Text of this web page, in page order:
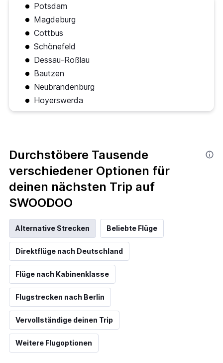
Potsdam
Magdeburg
Cottbus
Schönefeld
Dessau-Roßlau
Bautzen
Neubrandenburg
Hoyerswerda
Durchstöbere Tausende
verschiedener Optionen für
deinen nächsten Trip auf
SWOODOO
Alternative Strecken Beliebte Flüge
Direktflüge nach Deutschland
Flüge nach Kabinenklasse
Flugstrecken nach Berlin
Vervollständige deinen Trip
Weitere Flugoptionen